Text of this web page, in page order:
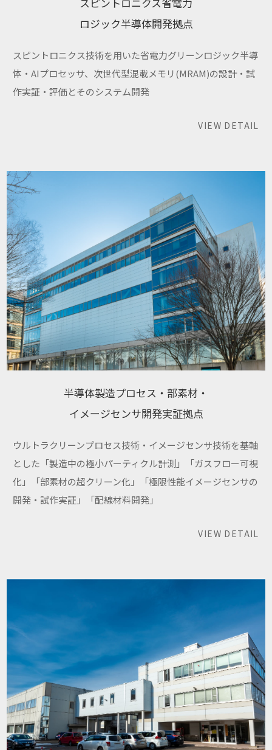
ロジック半導体開発拠点
スピントロニクス技術を用いた省電力グリーンロジック半導
体・AIプロセッサ、次世代型混載メモリ(MRAM)の設計・試
作実証・評価とそのシステム開発
VIEW DETAIL
半導体製造プロセス・部素材・
イメージセンサ開発実証拠点
ウルトラクリーンプロセス技術・イメージセンサ技術を基軸
とした「製造中の極小パーティクル計測」「ガスフロー可視
化」「部素材の超クリーン化」「極限性能イメージセンサの
開発・試作実証」「配線材料開発」
VIEW DETAIL